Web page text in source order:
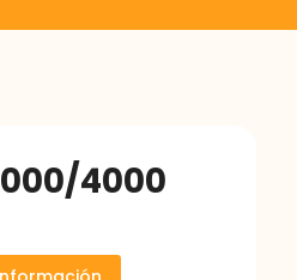
4000